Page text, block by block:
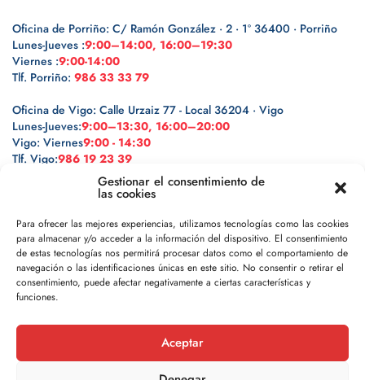
Gestionar el consentimiento de
las cookies
Para ofrecer las mejores experiencias, utilizamos tecnologías como las cookies
para almacenar y/o acceder a la información del dispositivo. El consentimiento
de estas tecnologías nos permitirá procesar datos como el comportamiento de
navegación o las identificaciones únicas en este sitio. No consentir o retirar el
consentimiento, puede afectar negativamente a ciertas características y
funciones.
Aceptar
Oficina de Porriño: C/ Ramón González · 2 · 1º 36400 · Porriño
Lunes-Jueves :9:00–14:00, 16:00–19:30
Viernes :9:00-14:00
Tlf. Porriño: 986 33 33 79
Oficina de Vigo: Calle Urzaiz 77 - Local 36204 · Vigo
Lunes-Jueves:9:00–13:30, 16:00–20:00
Vigo: Viernes9:00 - 14:30
Tlf. Vigo:986 19 23 39
Legal
Política de privacidad